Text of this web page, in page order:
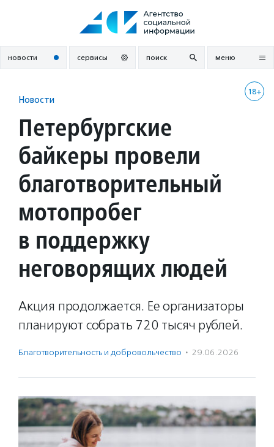
новости сервисы поиск меню
18+
Новости
Петербургские
байкеры провели
благотворительный
мотопробег
в поддержку
неговорящих людей
Акция продолжается. Ее организаторы
планируют собрать 720 тысяч рублей.
Благотвори­тель­ность и доброволь­чест­во · 29.06.2026